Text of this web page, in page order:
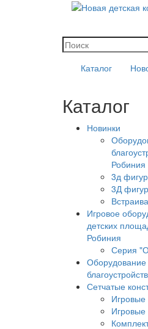
Каталог
Каталог
Новинки
Робиния
3д
3Д
Игровое
детских
Робиния
Серия
Оборудование
Сетчатые
Игровые
Игровые